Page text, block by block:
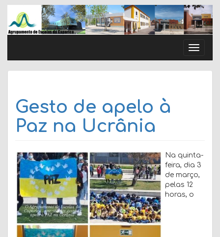
Skip
content
Toggle
Gesto de apelo à
Paz na Ucrânia
Na quinta-
feira, dia 3
de março,
pelas 12
horas, o